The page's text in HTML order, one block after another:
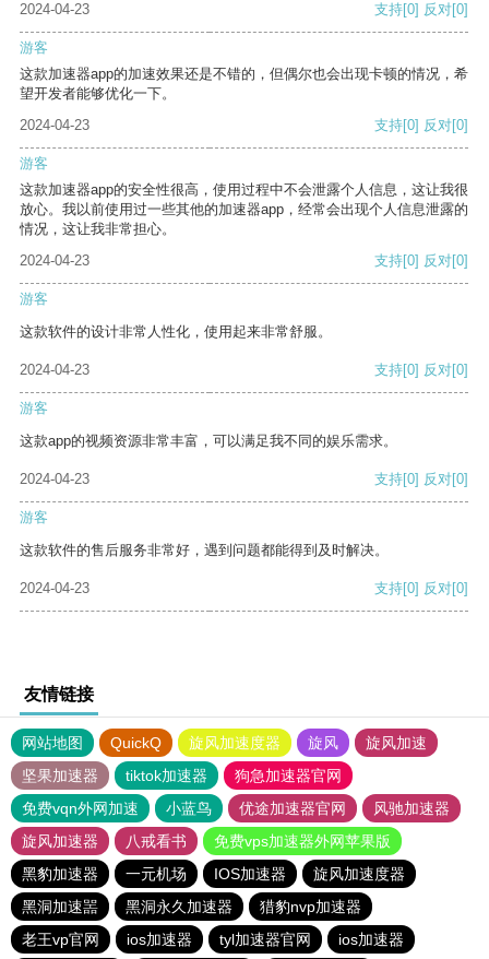
2024-04-23 支持[0] 反对[0]
游客
这款加速器app的加速效果还是不错的，但偶尔也会出现卡顿的情况，希
望开发者能够优化一下。
2024-04-23
支持[0] 反对[0]
游客
这款加速器app的安全性很高，使用过程中不会泄露个人信息，这让我很
放心。我以前使用过一些其他的加速器app，经常会出现个人信息泄露的
情况，这让我非常担心。
2024-04-23
支持[0] 反对[0]
游客
这款软件的设计非常人性化，使用起来非常舒服。
2024-04-23 支持[0] 反对[0]
游客
这款app的视频资源非常丰富，可以满足我不同的娱乐需求。
2024-04-23 支持[0] 反对[0]
游客
这款软件的售后服务非常好，遇到问题都能得到及时解决。
2024-04-23 支持[0] 反对[0]
友情链接
网站地图 QuickQ 旋风加速度器 旋风
旋风加速
坚果加速器
tiktok加速器
狗急加速器官网
免费vqn外网加速
小蓝鸟 优途加速器官网
风驰加速器
旋风加速器
八戒看书
免费vps加速器外网苹果版
黑豹加速器
一元机场 IOS加速器
旋风加速度器
黑洞加速噐
黑洞永久加速器
猎豹nvp加速器
老王vp官网
ios加速器 tyl加速器官网 ios加速器